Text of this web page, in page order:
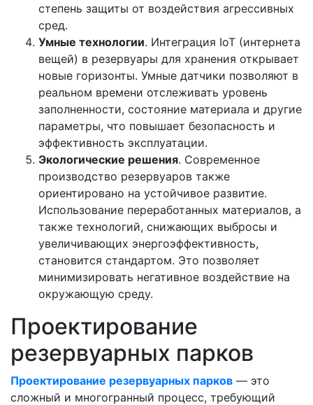
степень защиты от воздействия агрессивных
сред.
Умные технологии. Интеграция IoT (интернета
вещей) в резервуары для хранения открывает
новые горизонты. Умные датчики позволяют в
реальном времени отслеживать уровень
заполненности, состояние материала и другие
параметры, что повышает безопасность и
эффективность эксплуатации.
Экологические решения. Современное
производство резервуаров также
ориентировано на устойчивое развитие.
Использование переработанных материалов, а
также технологий, снижающих выбросы и
увеличивающих энергоэффективность,
становится стандартом. Это позволяет
минимизировать негативное воздействие на
окружающую среду.
Проектирование
резервуарных парков
Проектирование резервуарных парков — это
сложный и многогранный процесс, требующий